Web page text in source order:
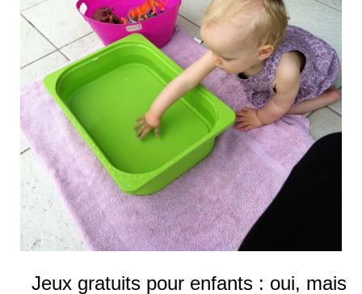
Jeux gratuits pour enfants : oui, mais